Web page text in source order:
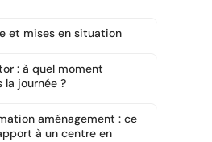
et mises en situation
: à quel moment
journée ?
aménagement : ce
à un centre en